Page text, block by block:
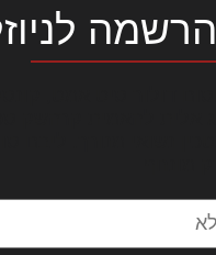
הרשמה